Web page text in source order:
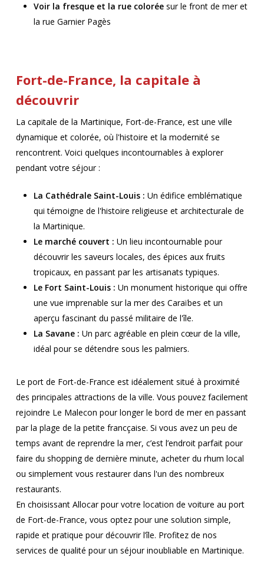
Voir la fresque et la rue coloréesur le front de mer et
la rue Garnier Pagès
Fort-de-France, la capitale à
découvrir
La capitale de la Martinique, Fort-de-France, est une ville
dynamique et colorée, où l'histoire et la modernité se
rencontrent. Voici quelques incontournables à explorer
pendant votre séjour :
La Cathédrale Saint-Louis : Un édifice emblématique
qui témoigne de l'histoire religieuse et architecturale de
la Martinique.
Le marché couvert : Un lieu incontournable pour
découvrir les saveurs locales, des épices aux fruits
tropicaux, en passant par les artisanats typiques.
Le Fort Saint-Louis : Un monument historique qui offre
une vue imprenable sur la mer des Caraïbes et un
aperçu fascinant du passé militaire de l'île.
La Savane : Un parc agréable en plein cœur de la ville,
idéal pour se détendre sous les palmiers.
Le port de Fort-de-France est idéalement situé à proximité
des principales attractions de la ville. Vous pouvez facilement
rejoindre Le Malecon pour longer le bord de mer en passant
par la plage de la petite francçaise. Si vous avez un peu de
temps avant de reprendre la mer, c’est l’endroit parfait pour
faire du shopping de dernière minute, acheter du rhum local
ou simplement vous restaurer dans l'un des nombreux
restaurants.
En choisissant Allocar pour votre location de voiture au port
de Fort-de-France, vous optez pour une solution simple,
rapide et pratique pour découvrir l’île. Profitez de nos
services de qualité pour un séjour inoubliable en Martinique.